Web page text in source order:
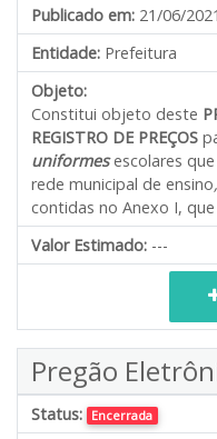
Publicado em: 21/06/2021
Entidade: Prefeitura
Objeto:
Constitui objeto deste
REGISTRO DE PREÇOS
uniformesescolares
rede municipal de ensino,
contidas no Anexo I,
Valor Estimado: ---
Pregão
Status: Encerrada